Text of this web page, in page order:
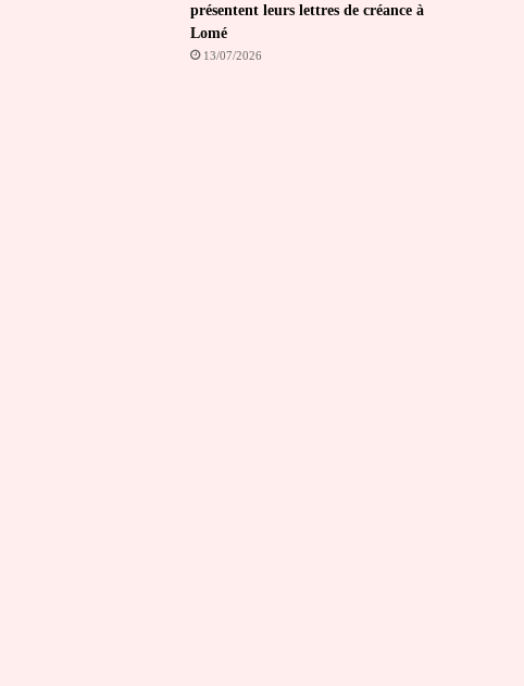
présentent leurs lettres de créance à
Lomé
13/07/2026